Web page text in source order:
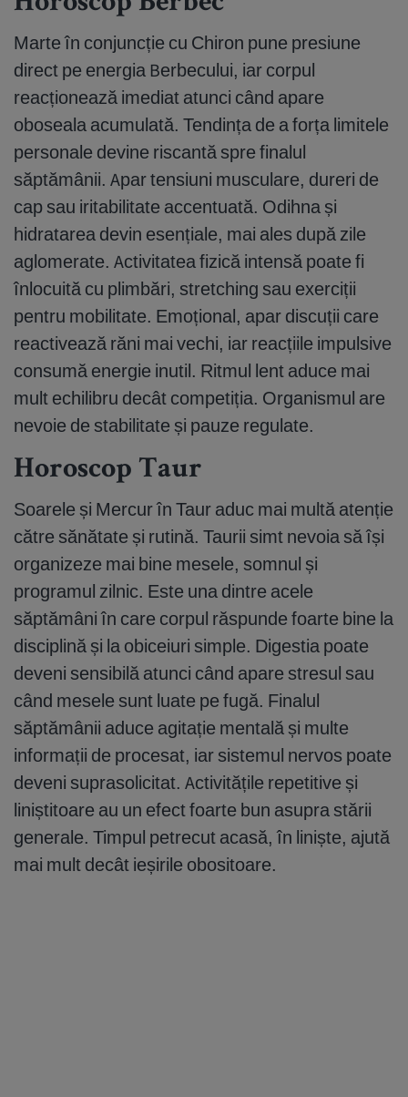
Marte în conjuncție cu Chiron pune presiune
direct pe energia Berbecului, iar corpul
reacționează imediat atunci când apare
oboseala acumulată. Tendința de a forța limitele
personale devine riscantă spre finalul
săptămânii. Apar tensiuni musculare, dureri de
cap sau iritabilitate accentuată. Odihna și
hidratarea devin esențiale, mai ales după zile
aglomerate. Activitatea fizică intensă poate fi
înlocuită cu plimbări, stretching sau exerciții
pentru mobilitate. Emoțional, apar discuții care
reactivează răni mai vechi, iar reacțiile impulsive
consumă energie inutil. Ritmul lent aduce mai
mult echilibru decât competiția. Organismul are
nevoie de stabilitate și pauze regulate.
Horoscop Taur
Soarele și Mercur în Taur aduc mai multă atenție
către sănătate și rutină. Taurii simt nevoia să își
organizeze mai bine mesele, somnul și
programul zilnic. Este una dintre acele
săptămâni în care corpul răspunde foarte bine la
disciplină și la obiceiuri simple. Digestia poate
deveni sensibilă atunci când apare stresul sau
când mesele sunt luate pe fugă. Finalul
săptămânii aduce agitație mentală și multe
informații de procesat, iar sistemul nervos poate
deveni suprasolicitat. Activitățile repetitive și
liniștitoare au un efect foarte bun asupra stării
generale. Timpul petrecut acasă, în liniște, ajută
mai mult decât ieșirile obositoare.